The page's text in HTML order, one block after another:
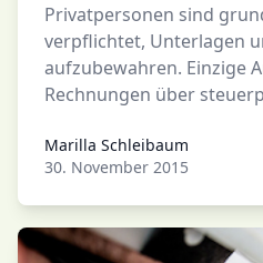
Privatpersonen sind
verpflichtet, Unterlagen
aufzubewahren. Einzige
Rechnungen über
Marilla Schleibaum
Marilla Schleibaum
30. November 2015